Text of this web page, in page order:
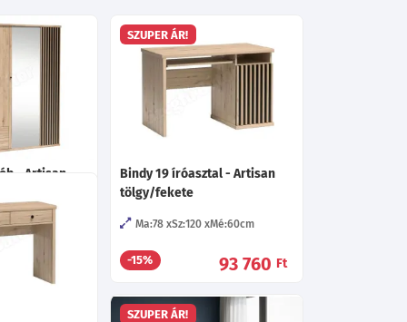
- Artisan
Mé:60cm
238 415
SZUPER ÁR!
Bindy 19 íróasztal - Artisan
tölgy/fekete
Ma:78 Sz:120 Mé:60cm
-15% 93 760 Ft
SZUPER ÁR!